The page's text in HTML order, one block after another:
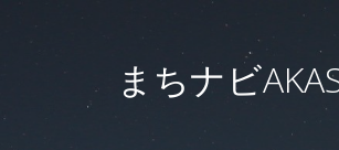
まちナビ